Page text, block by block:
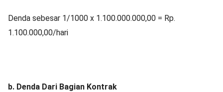
Denda sebesar 1/1000 x 1.100.000.000,00 = Rp.
1.100.000,00/hari
b. Denda Dari Bagian Kontrak